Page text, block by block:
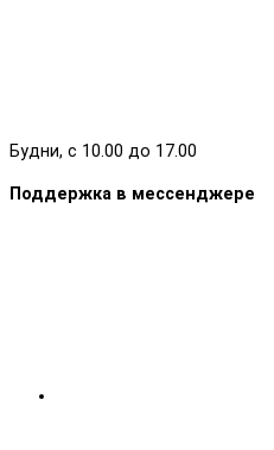
Будни, с 10.00 до 17.00
Поддержка в мессенджере